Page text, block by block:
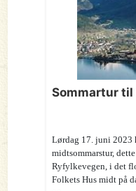
Sommartur til
Lørdag 17. juni 2023
midtsommarstur,
Ryfylkevegen, i det
Folkets Hus midt på